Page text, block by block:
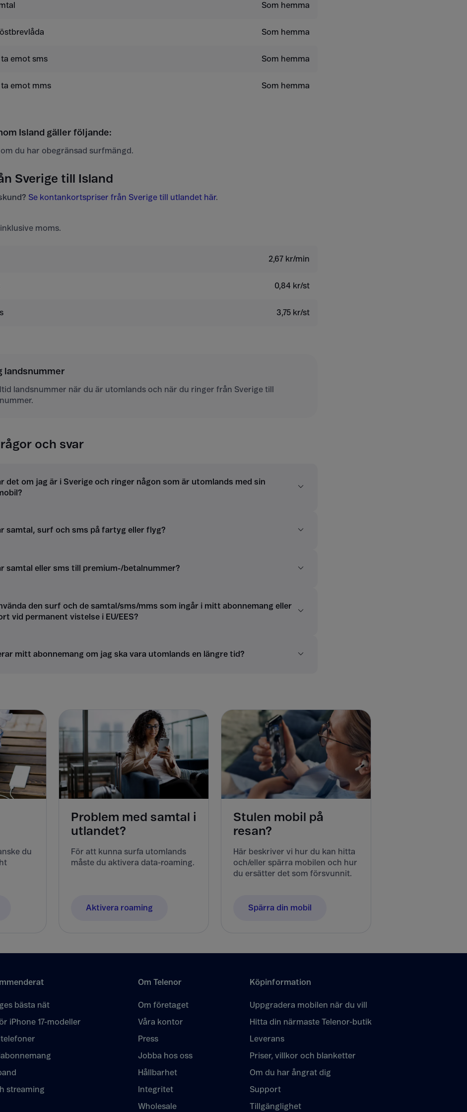
Som hemma
Som hemma
emot sms Som hemma
emot mms Som hemma
Island gäller följande:
om du har obegränsad surfmängd.
Sverige till Island
Se kontankortspriser från Sverige till utlandet här.
moms.
2,67 kr/min
0,84 kr/st
3,75 kr/st
landsnummer
landsnummer när du är utomlands och när du ringer från Sverige till
och svar
det om jag är i Sverige och ringer någon som är utomlands med sin
samtal, surf och sms på fartyg eller flyg?
samtal eller sms till premium-/betalnummer?
den surf och de samtal/sms/mms som ingår i mitt abonnemang eller
vid permanent vistelse i EU/EES?
mitt abonnemang om jag ska vara utomlands en längre tid?
du
Problem med samtal i
utlandet?
För att kunna surfa utomlands
måste du aktivera data-roaming.
Aktivera roaming
Stulen mobil på
resan?
Här beskriver vi hur du kan hitta
och/eller spärra mobilen och hur
du ersätter det som försvunnit.
Spärra din mobil
bästa nät
iPhone 17-modeller
streaming
Om Telenor
Om företaget
Våra kontor
Press
Jobba hos oss
Hållbarhet
Integritet
Wholesale
Köpinformation
Uppgradera mobilen när du vill
Hitta din närmaste Telenor-butik
Leverans
Priser, villkor och blanketter
Om du har ångrat dig
Support
Tillgänglighet